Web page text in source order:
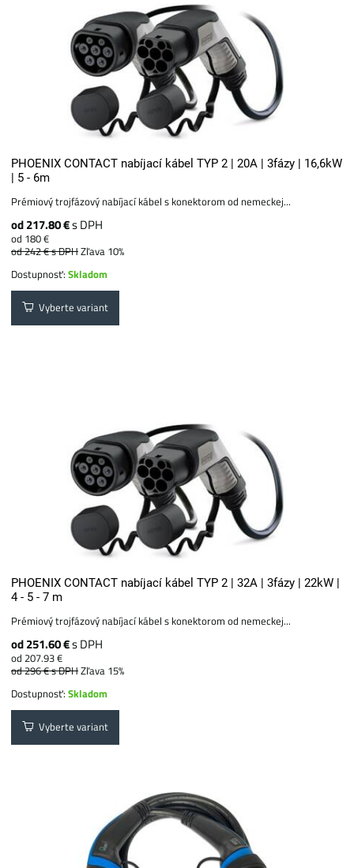
PHOENIX CONTACT nabíjací kábel TYP 2 | 20A | 3fázy | 16,6kW
| 5 - 6m
Prémiový trojfázový nabíjací kábel s konektorom od nemeckej...
od 217.80 €s DPH
od 180 €
od 242 €s DPHZľava 10%
Dostupnosť:Skladom
Vyberte variant
PHOENIX CONTACT nabíjací kábel TYP 2 | 32A | 3fázy | 22kW |
4 - 5 - 7 m
Prémiový trojfázový nabíjací kábel s konektorom od nemeckej...
od 251.60 €s DPH
od 207.93 €
od 296 €s DPHZľava 15%
Dostupnosť:Skladom
Vyberte variant